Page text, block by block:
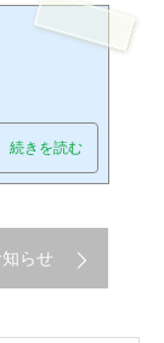
続きを読む
らせ